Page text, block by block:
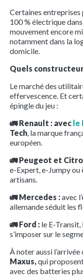
Certaines
100 % électrique
mouvement encore
notamment dans la
domicile.
Quels
Le marché des
effervescence. Et
épingle du jeu :
🚛 Renault : avec
Tech, la marque
européen.
🚛 Peugeot et
e-Expert, e-Jumpy ou
artisans.
🚛 Mercedes :avec
allemande séduit les
🚛 Ford : le E-
s’imposer sur le
À noter aussi
Maxus,qui
avec des batteries